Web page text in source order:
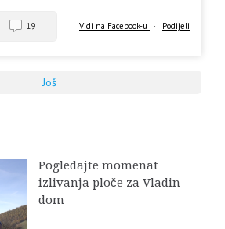
Vidi na Facebook-u · Podijeli
19
Još
Pogledajte momenat
izlivanja ploče za Vladin
dom